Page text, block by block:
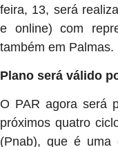
feira, 13, será
e online) com
também em Palmas.
Plano será válido
O PAR agora será
próximos quatro
(Pnab), que é uma